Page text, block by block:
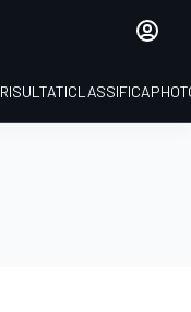
RISULTATICLASSIFICA